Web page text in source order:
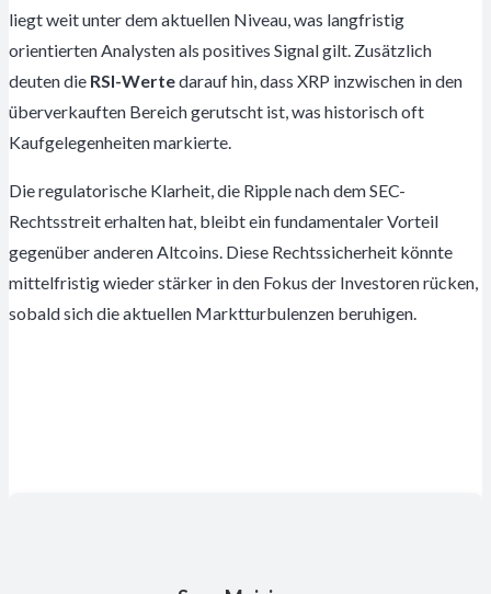
liegt weit unter dem aktuellen Niveau, was langfristig
orientierten Analysten als positives Signal gilt. Zusätzlich
deuten die RSI-Wertedarauf hin, dass XRP inzwischen in den
überverkauften Bereich gerutscht ist, was historisch oft
Kaufgelegenheiten markierte.
Die regulatorische Klarheit, die Ripple nach dem SEC-
Rechtsstreit erhalten hat, bleibt ein fundamentaler Vorteil
gegenüber anderen Altcoins. Diese Rechtssicherheit könnte
mittelfristig wieder stärker in den Fokus der Investoren rücken,
sobald sich die aktuellen Marktturbulenzen beruhigen.